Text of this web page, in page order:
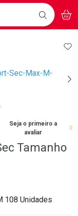
Exclusivas!
BAIXE
O APP
BUSCAR
Seja o primeiro a
avaliar
0
Tamanho
108 Unidades